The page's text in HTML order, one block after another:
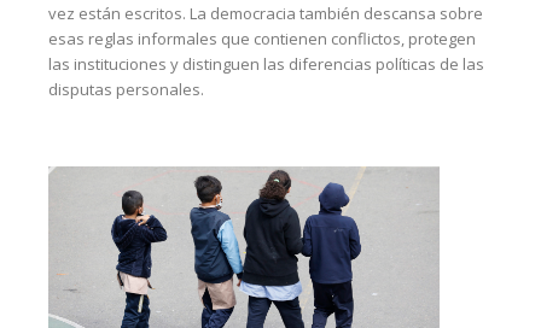
vez están escritos. La democracia también descansa sobre
esas reglas informales que contienen conflictos, protegen
las instituciones y distinguen las diferencias políticas de las
disputas personales.